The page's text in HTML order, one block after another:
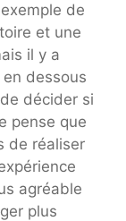
de
et une
il y a
dessous
décider si
pense que
de réaliser
agréable
plus